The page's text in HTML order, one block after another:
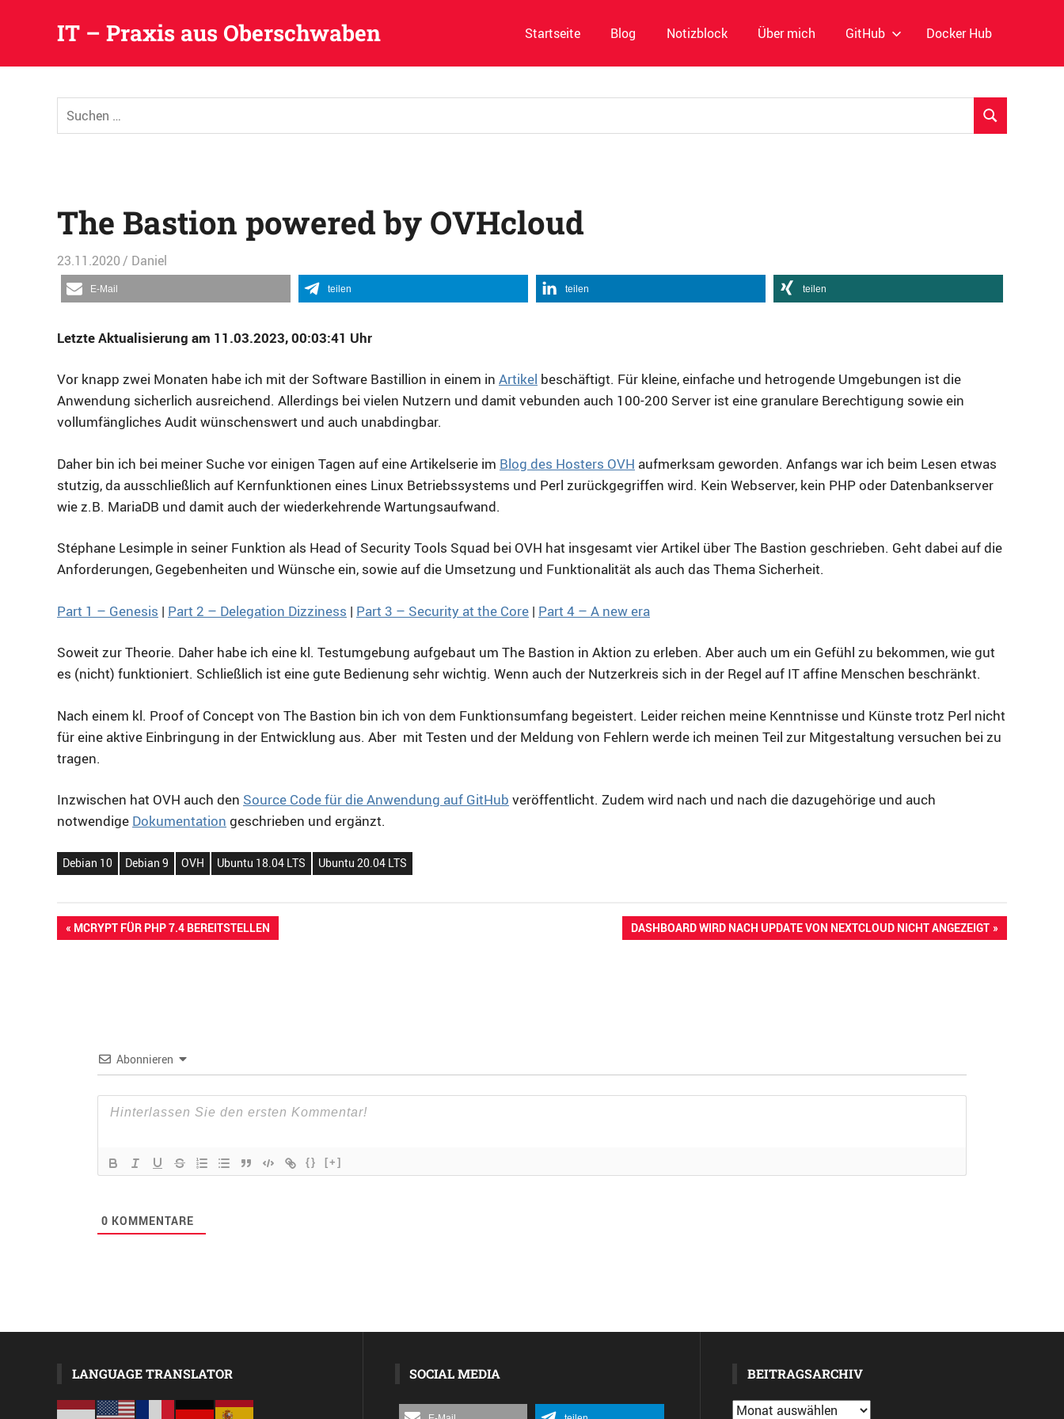
IT – Praxis aus Oberschwaben Startseite Blog Notizblock Über mich GitHub Docker Hub
Suchen
nach:
SUCHEN
The Bastion powered by OVHcloud
23.11.2020 Daniel
E-Mail teilen teilen teilen
Letzte Aktualisierung am 11.03.2023, 00:03:41 Uhr
Vor knapp zwei Monaten habe ich mit der Software Bastillion in einem in Artikel beschäftigt. Für kleine, einfache und hetrogende Umgebungen ist die
Anwendung sicherlich ausreichend. Allerdings bei vielen Nutzern und damit vebunden auch 100-200 Server ist eine granulare Berechtigung sowie ein
vollumfängliches Audit wünschenswert und auch unabdingbar.
Daher bin ich bei meiner Suche vor einigen Tagen auf eine Artikelserie im Blog des Hosters OVH aufmerksam geworden. Anfangs war ich beim Lesen etwas
stutzig, da ausschließlich auf Kernfunktionen eines Linux Betriebssystems und Perl zurückgegriffen wird. Kein Webserver, kein PHP oder Datenbankserver
wie z.B. MariaDB und damit auch der wiederkehrende Wartungsaufwand.
Stéphane Lesimple in seiner Funktion als Head of Security Tools Squad bei OVH hat insgesamt vier Artikel über The Bastion geschrieben. Geht dabei auf die
Anforderungen, Gegebenheiten und Wünsche ein, sowie auf die Umsetzung und Funktionalität als auch das Thema Sicherheit.
Part 1 – Genesis | Part 2 – Delegation Dizziness | Part 3 – Security at the Core | Part 4 – A new era
Soweit zur Theorie. Daher habe ich eine kl. Testumgebung aufgebaut um The Bastion in Aktion zu erleben. Aber auch um ein Gefühl zu bekommen, wie gut
es (nicht) funktioniert. Schließlich ist eine gute Bedienung sehr wichtig. Wenn auch der Nutzerkreis sich in der Regel auf IT affine Menschen beschränkt.
Nach einem kl. Proof of Concept von The Bastion bin ich von dem Funktionsumfang begeistert. Leider reichen meine Kenntnisse und Künste trotz Perl nicht
für eine aktive Einbringung in der Entwicklung aus. Aber mit Testen und der Meldung von Fehlern werde ich meinen Teil zur Mitgestaltung versuchen bei zu
tragen.
Inzwischen hat OVH auch den Source Code für die Anwendung auf GitHub veröffentlicht. Zudem wird nach und nach die dazugehörige und auch
notwendige Dokumentation geschrieben und ergänzt.
Debian 10 Debian 9 OVH Ubuntu 18.04 LTS Ubuntu 20.04 LTS
Beitragsnavigation
VORHERIGER
BEITRAG:
MCRYPT FÜR PHP 7.4 BEREITSTELLEN
NÄCHSTER
BEITRAG:
DASHBOARD WIRD NACH UPDATE VON NEXTCLOUD NICHT ANGEZEIGT
Abonnieren
{} [+]
0 KOMMENTARE
LANGUAGE TRANSLATOR SOCIAL MEDIA BEITRAGSARCHIV
Beitragsarchiv